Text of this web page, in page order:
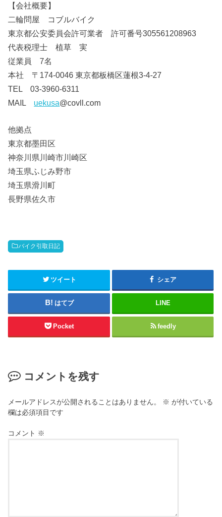
【会社概要】
二輪問屋 コブルバイク
東京都公安委員会許可業者 許可番号305561208963
代表税理士 植草 実
従業員 7名
本社 〒174-0046 東京都板橋区蓮根3-4-27
TEL 03-3960-6311
MAIL uekusa@covll.com
他拠点
東京都墨田区
神奈川県川崎市川崎区
埼玉県ふじみ野市
埼玉県滑川町
長野県佐久市
バイク引取日記
ツイート シェア
はてブ LINE
Pocket feedly
コメントを残す
メールアドレスが公開されることはありません。 ※ が付いている
欄は必須項目です
コメント ※